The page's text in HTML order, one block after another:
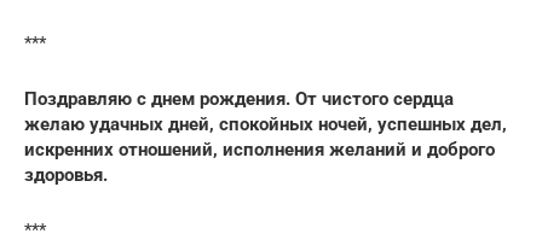
***
Поздравляю с днем рождения. От чистого сердца
желаю удачных дней, спокойных ночей, успешных дел,
искренних отношений, исполнения желаний и доброго
здоровья.
***